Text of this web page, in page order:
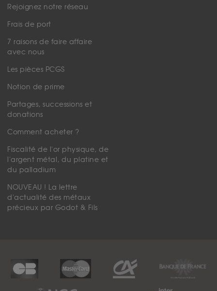
Rejoignez notre réseau
Frais de port
7 raisons de faire affaire
avec nous
Les pièces PCGS
Notion de prime
Partages, successions et
donations
Comment acheter ?
Fiscalité de l'or physique, de
l'argent métal, du platine et
du palladium
NOUVEAU ! La lettre
d'actualité des métaux
précieux par Godot & Fils